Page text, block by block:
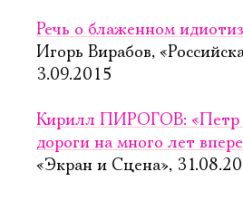
Речь о блаженном
Игорь Вирабов,
3.09.2015
Кирилл ПИРОГОВ: «Петр
дороги на много лет
«Экран и Сцена»,